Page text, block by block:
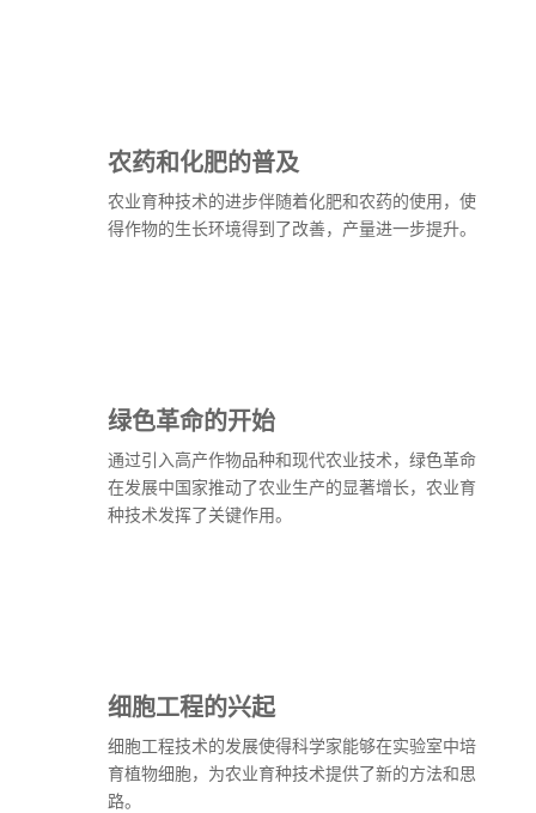
农药和化肥的普及
农业育种技术的进步伴随着化肥和农药的使用，使
得作物的生长环境得到了改善，产量进一步提升。
绿色革命的开始
通过引入高产作物品种和现代农业技术，绿色革命
在发展中国家推动了农业生产的显著增长，农业育
种技术发挥了关键作用。
细胞工程的兴起
细胞工程技术的发展使得科学家能够在实验室中培
育植物细胞，为农业育种技术提供了新的方法和思
路。